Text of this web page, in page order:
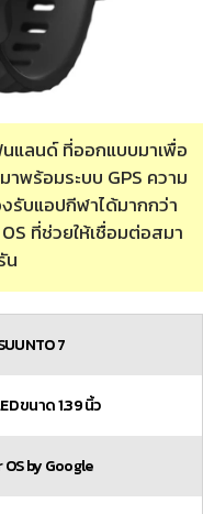
แลนด์ ที่ออกแบบมาเพื่อ
พร้อมระบบ GPS ความ
รับแอปกีฬาได้มากกว่า
ที่ช่วยให้เชื่อมต่อสมา
น
7
ขนาด 1.39 นิ้ว
OS by Google